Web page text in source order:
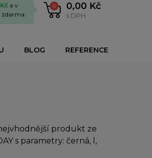
0 0,00 Kč
s DPH
a v
zdarma.
BLOG REFERENCE
produkt ze
s parametry: černá, l,